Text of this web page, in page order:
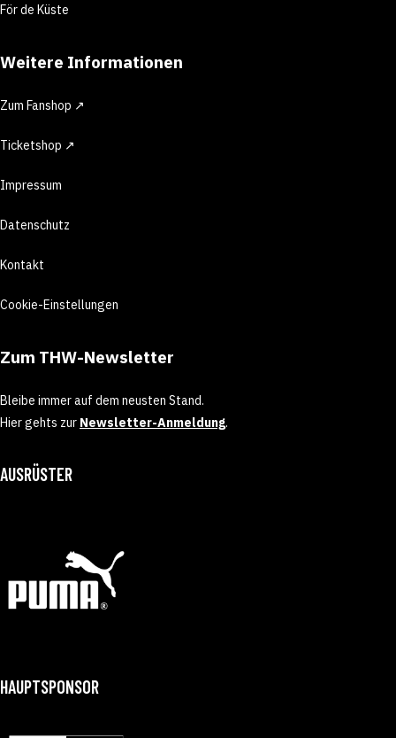
För de Küste
Weitere Informationen
Zum Fanshop ↗
Ticketshop ↗
Impressum
Datenschutz
Kontakt
Cookie-Einstellungen
Zum THW-Newsletter
Bleibe immer auf dem neusten Stand.
Hier gehts zur Newsletter-Anmeldung.
AUSRÜSTER
HAUPTSPONSOR